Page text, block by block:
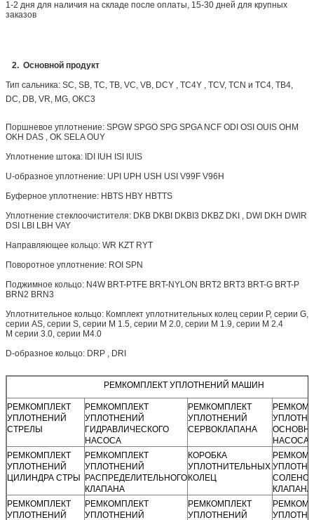
1-2 дня для наличия на складе после оплаты, 15-30 дней для крупных
заказов
2. Основной продукт
Тип сальника: SC, SB, TC, TB, VC, VB, DCY , TC4Y , TCV, TCN и TC4, TB4,
DC, DB, VR, MG, OKC3
Поршневое уплотнение: SPGW SPGO SPG SPGA NCF ODI OSI OUIS OHM
OKH DAS , OK SELA OUY
Уплотнение штока: IDI IUH ISI IUIS
U-образное уплотнение: UPI UPH USH USI V99F V96H
Буферное уплотнение: HBTS HBY HBTTS
Уплотнение стеклоочистителя: DKB DKBI DKBI3 DKBZ DKI , DWI DKH DWIR
DSI LBI LBH VAY
Направляющее кольцо: WR KZT RYT
Поворотное уплотнение: ROI SPN
Поджимное кольцо: N4W BRT-PTFE BRT-NYLON BRT2 BRT3 BRT-G BRT-P
BRN2 BRN3
Уплотнительное кольцо: Комплект уплотнительных колец серии P, серии G,
серии AS, серии S, серии M 1.5, серии M 2.0, серии M 1.9, серии M 2.4
M серии 3.0, серии M4.0
D-образное кольцо: DRP , DRI
РЕМКОМПЛЕКТ УПЛОТНЕНИЙ МАШИН
РЕМКОМПЛЕКТ
УПЛОТНЕНИЙ
СТРЕЛЫ
РЕМКОМПЛЕКТ
УПЛОТНЕНИЙ
ГИДРАВЛИЧЕСКОГО
НАСОСА
РЕМКОМПЛЕКТ
УПЛОТНЕНИЙ
СЕРВОКЛАПАНА
НАСОСА
РЕМКОМПЛЕКТ
УПЛОТНЕНИЙ
ЦИЛИНДРА СТРЫ
РЕМКОМПЛЕКТ
УПЛОТНЕНИЙ
РАСПРЕДЕЛИТЕЛЬНОГО
КЛАПАНА
КОРОБКА
УПЛОТНИТЕЛЬНЫХ
КОЛЕЦ
КЛАПАНА
РЕМКОМПЛЕКТ
УПЛОТНЕНИЙ
РЕМКОМПЛЕКТ
УПЛОТНЕНИЙ
РЕМКОМПЛЕКТ
УПЛОТНЕНИЙ